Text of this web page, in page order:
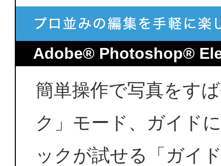
Adobe® Photoshop®
簡単操作で写真をす
ク」モード、ガイド
ックが試せる「ガイ